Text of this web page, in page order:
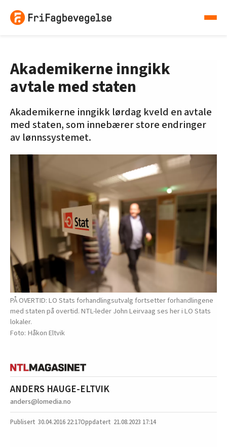
Akademikerne inngikk
avtale med staten
Akademikerne inngikk lørdag kveld en avtale
med staten, som innebærer store endringer
av lønnssystemet.
PÅ OVERTID: LO Stats forhandlingsutvalg fortsetter forhandlingene
med staten på overtid. NTL-leder John Leirvaag ses her i LO Stats
lokaler.
Håkon Eltvik
ANDERS HAUGE-ELTVIK
anders@lomedia.no
30.04.2016 22:17 21.08.2023 17:14